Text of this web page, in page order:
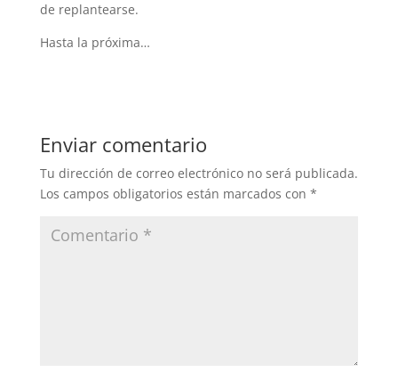
de replantearse.
Hasta la próxima…
Enviar comentario
Tu dirección de correo electrónico no será publicada.
Los campos obligatorios están marcados con *